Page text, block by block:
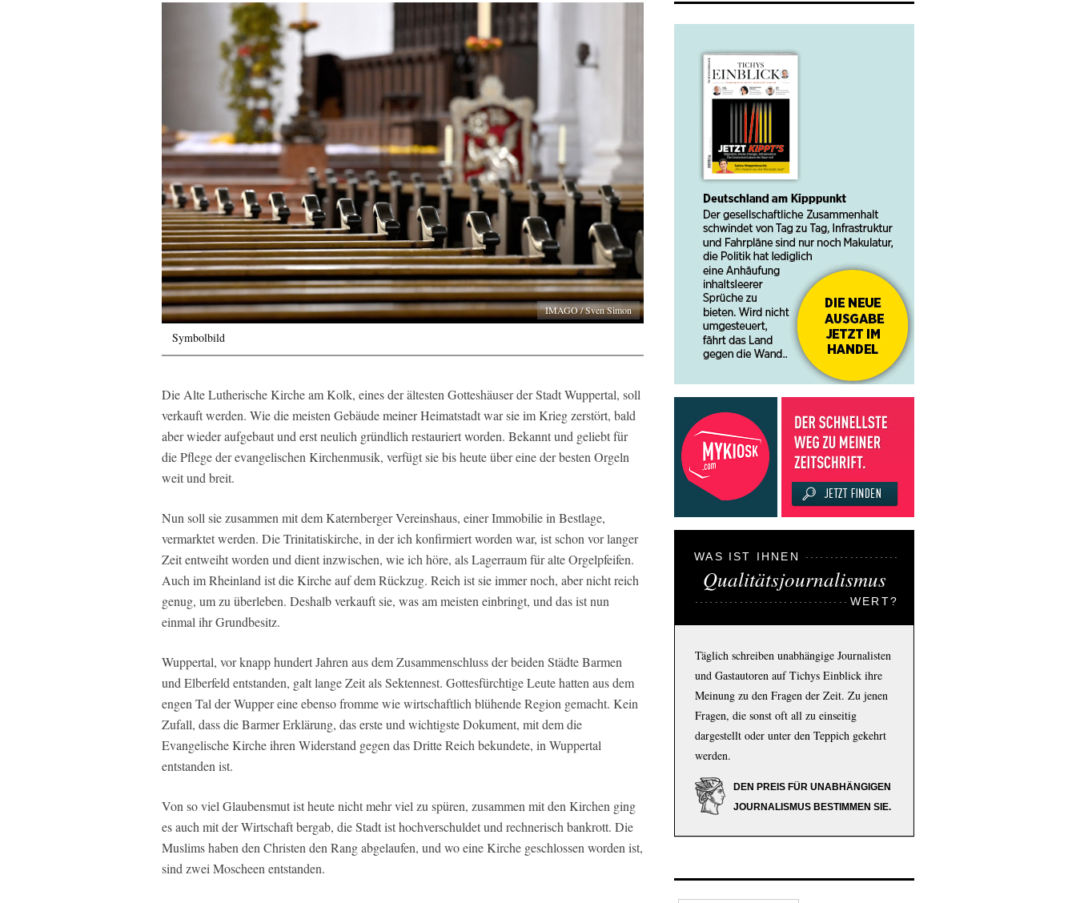
IMAGO / Sven Simon
Symbolbild
Die Alte Lutherische Kirche am Kolk, eines der ältesten Gotteshäuser der Stadt Wuppertal, soll
verkauft werden. Wie die meisten Gebäude meiner Heimatstadt war sie im Krieg zerstört, bald
aber wieder aufgebaut und erst neulich gründlich restauriert worden. Bekannt und geliebt für
die Pflege der evangelischen Kirchenmusik, verfügt sie bis heute über eine der besten Orgeln
weit und breit.
Nun soll sie zusammen mit dem Katernberger Vereinshaus, einer Immobilie in Bestlage,
vermarktet werden. Die Trinitatiskirche, in der ich konfirmiert worden war, ist schon vor langer
Zeit entweiht worden und dient inzwischen, wie ich höre, als Lagerraum für alte Orgelpfeifen.
Auch im Rheinland ist die Kirche auf dem Rückzug. Reich ist sie immer noch, aber nicht reich
genug, um zu überleben. Deshalb verkauft sie, was am meisten einbringt, und das ist nun
einmal ihr Grundbesitz.
Wuppertal, vor knapp hundert Jahren aus dem Zusammenschluss der beiden Städte Barmen
und Elberfeld entstanden, galt lange Zeit als Sektennest. Gottesfürchtige Leute hatten aus dem
engen Tal der Wupper eine ebenso fromme wie wirtschaftlich blühende Region gemacht. Kein
Zufall, dass die Barmer Erklärung, das erste und wichtigste Dokument, mit dem die
Evangelische Kirche ihren Widerstand gegen das Dritte Reich bekundete, in Wuppertal
entstanden ist.
Von so viel Glaubensmut ist heute nicht mehr viel zu spüren, zusammen mit den Kirchen ging
es auch mit der Wirtschaft bergab, die Stadt ist hochverschuldet und rechnerisch bankrott. Die
Muslims haben den Christen den Rang abgelaufen, und wo eine Kirche geschlossen worden ist,
sind zwei Moscheen entstanden.
WAS IST IHNEN
Qualitätsjournalismus
WERT?
Täglich schreiben unabhängige Journalisten
und Gastautoren auf Tichys Einblick ihre
Meinung zu den Fragen der Zeit. Zu jenen
Fragen, die sonst oft all zu einseitig
dargestellt oder unter den Teppich gekehrt
werden.
DEN PREIS FÜR UNABHÄNGIGEN
JOURNALISMUS BESTIMMEN SIE.